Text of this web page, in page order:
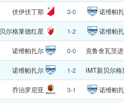
伏伊伏丁那 3-0 诺维帕
贝尔格莱德红星 1-2 诺维帕
诺维帕扎尔 0-0 克鲁舍瓦茨
诺维帕扎尔 1-2 IMT新贝尔格
乔治罗尼亚 3-1 诺维帕